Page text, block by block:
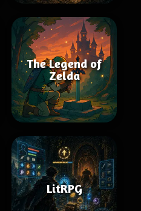
The Legend of
Zelda
LitRPG